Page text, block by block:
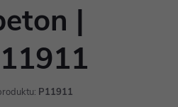
|
P11911